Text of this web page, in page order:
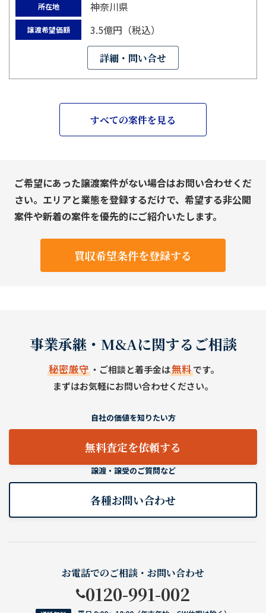
所在地 神奈川県
譲渡希望価額 3.5億円（税込）
詳細・問い合せ
すべての案件を見る
ご希望にあった譲渡案件がない場合はお問い合わせくだ
さい。エリアと業態を登録するだけで、希望する非公開
案件や新着の案件を優先的にご紹介いたします。
買収希望条件を登録する
事業承継・M&Aに関するご相談
秘密厳守・ご相談と着手金は無料です。
まずはお気軽にお問い合わせください。
自社の価値を知りたい方
無料査定を依頼する
譲渡・譲受のご質問など
各種お問い合わせ
お電話でのご相談・お問い合わせ
0120-991-002